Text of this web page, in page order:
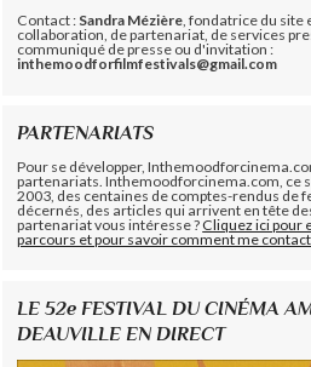
Contact : Sandra Mézière , fondatrice du
collaboration, de partenariat, de services
communiqué de presse ou d'invitation :
inthemoodforfilmfestivals@gmail.com
PARTENARIATS
Pour se développer,
partenariats. Inthemoodforcinema.com, ce
2003, des centaines de comptes-rendus de
décernés, des articles qui arrivent en tête
partenariat vous intéresse ?Cliquez ici pour
parcours et pour savoir comment me
LE 52e FESTIVAL DU CINÉMA
DEAUVILLE EN DIRECT